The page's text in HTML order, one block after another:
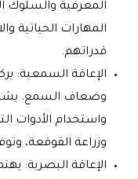
المعرفية والسلوك
المهارات الحياتية
قدراتهم.
الإعاقة السمعية:
وضعاف السمع.
واستخدام الأدوات
وزراعة القوقعة،
الإعاقة البصرية: